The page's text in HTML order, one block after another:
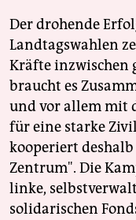
Der drohende
Landtagswahlen
Kräfte inzwischen
braucht es
und vor allem mit
für eine starke
kooperiert
Zentrum". Die
linke,
solidarischen